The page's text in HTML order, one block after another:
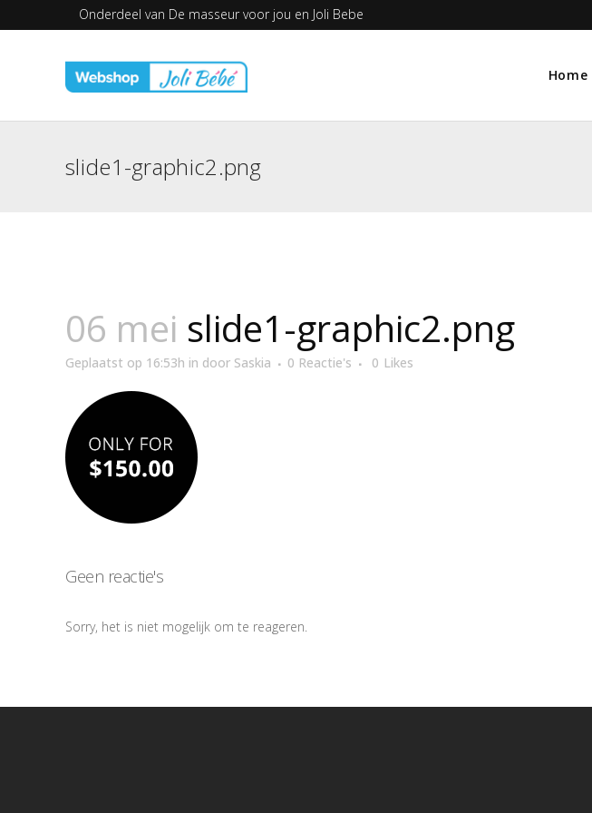
Onderdeel van De masseur voor jou en Joli Bebe
Home
slide1-graphic2.png
06 mei slide1-graphic2.png
Geplaatst op 16:53h in door Saskia 0 Reactie's 0 Likes
Geen reactie's
Sorry, het is niet mogelijk om te reageren.